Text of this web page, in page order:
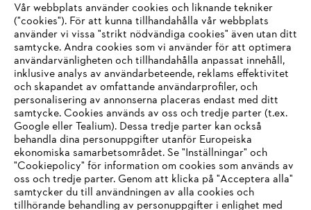
Företaget
STIHL FAQ
Service
Vår webbplats använder cookies och liknande tekniker
("cookies"). För att kunna tillhandahålla vår webbplats
använder vi vissa "strikt nödvändiga cookies" även utan ditt
samtycke. Andra cookies som vi använder för att optimera
användarvänligheten och tillhandahålla anpassat innehåll,
inklusive analys av användarbeteende, reklams effektivitet
och skapandet av omfattande användarprofiler, och
personalisering av annonserna placeras endast med ditt
samtycke. Cookies används av oss och tredje parter (t.ex.
Google eller Tealium). Dessa tredje parter kan också
behandla dina personuppgifter utanför Europeiska
ekonomiska samarbetsområdet. Se "Inställningar" och
"Cookiepolicy" för information om cookies som används av
oss och tredje parter. Genom att klicka på "Acceptera alla"
samtycker du till användningen av alla cookies och
tillhörande behandling av personuppgifter i enlighet med